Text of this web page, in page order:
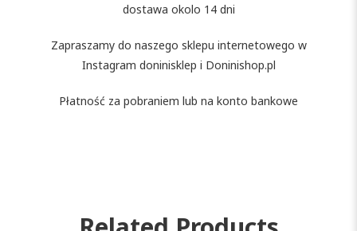
dostawa okolo 14 dni
Zapraszamy do naszego sklepu internetowego w
Instagram doninisklep i Doninishop.pl
Płatność za pobraniem lub na konto bankowe